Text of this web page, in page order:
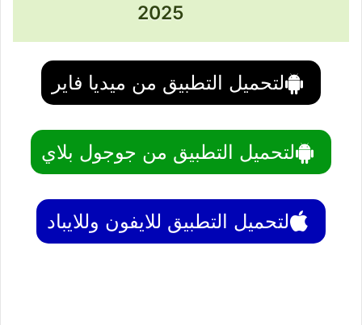
2025
لتحميل التطبيق من ميديا فاير
لتحميل التطبيق من جوجول بلاي
لتحميل التطبيق للايفون وللايباد